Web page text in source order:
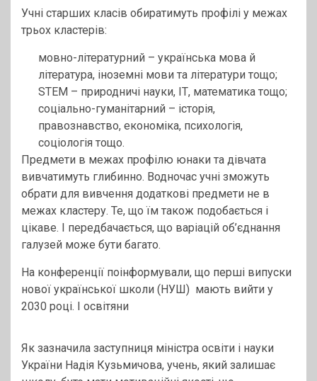
Учні старших класів обиратимуть профілі у межах
трьох кластерів:
мовно-літературний – українська мова й
література, іноземні мови та літератури тощо;
STEM – природничі науки, ІТ, математика тощо;
соціально-гуманітарний – історія,
правознавство, економіка, психологія,
соціологія тощо.
Предмети в межах профілю юнаки та дівчата
вивчатимуть глибинно. Водночас учні зможуть
обрати для вивчення додаткові предмети не в
межах кластеру. Те, що їм також подобається і
цікаве. І передбачається, що варіацій об’єднання
галузей може бути багато.
На конференції поінформували, що перші випуски
нової української школи (НУШ) мають вийти у
2030 році. І освітяни
Як зазначила заступниця міністра освіти і науки
України Надія Кузьмичова, учень, який залишає